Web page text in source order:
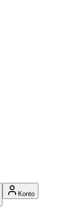
Konto